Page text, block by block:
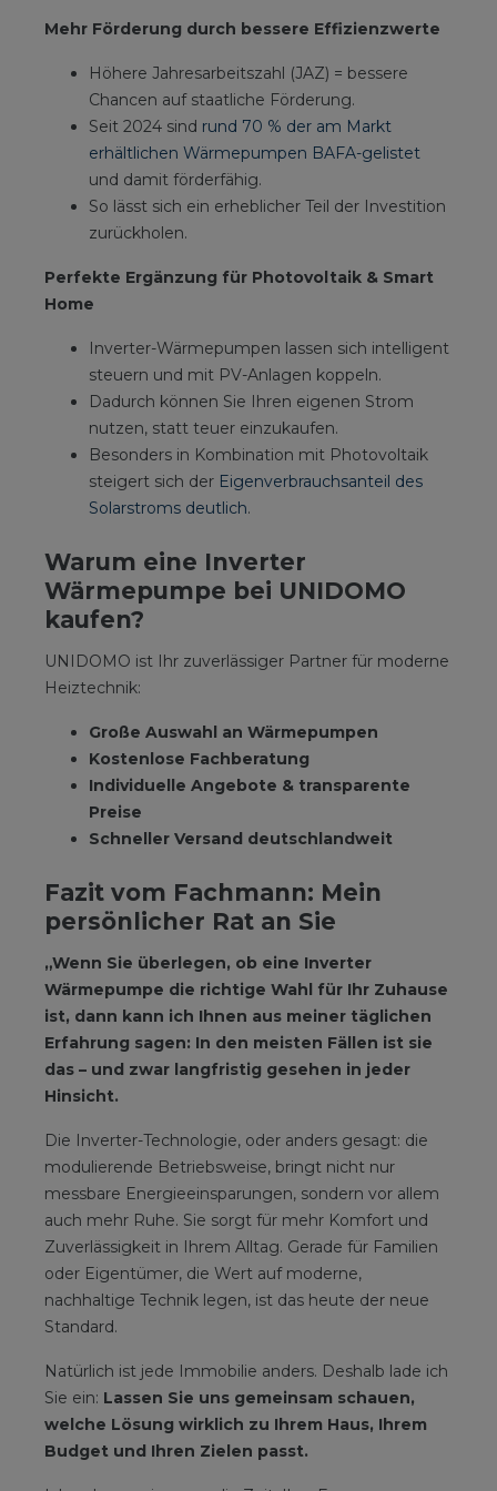
Mehr Förderung durch bessere Effizienzwerte
Höhere Jahresarbeitszahl (JAZ) = bessere
Chancen auf staatliche Förderung.
Seit 2024 sind rund 70 % der am Markt
erhältlichen Wärmepumpen BAFA-gelistet
und damit förderfähig.
So lässt sich ein erheblicher Teil der Investition
zurückholen.
Perfekte Ergänzung für Photovoltaik & Smart
Home
Inverter-Wärmepumpen lassen sich intelligent
steuern und mit PV-Anlagen koppeln.
Dadurch können Sie Ihren eigenen Strom
nutzen, statt teuer einzukaufen.
Besonders in Kombination mit Photovoltaik
steigert sich der Eigenverbrauchsanteil des
Solarstroms deutlich.
Warum eine Inverter
Wärmepumpe bei UNIDOMO
kaufen?
UNIDOMO ist Ihr zuverlässiger Partner für moderne
Heiztechnik:
Große Auswahl an Wärmepumpen
Kostenlose Fachberatung
Individuelle Angebote & transparente
Preise
Schneller Versand deutschlandweit
Fazit vom Fachmann: Mein
persönlicher Rat an Sie
„Wenn Sie überlegen, ob eine Inverter
Wärmepumpe die richtige Wahl für Ihr Zuhause
ist, dann kann ich Ihnen aus meiner täglichen
Erfahrung sagen: In den meisten Fällen ist sie
das – und zwar langfristig gesehen in jeder
Hinsicht.
Die Inverter-Technologie, oder anders gesagt: die
modulierende Betriebsweise, bringt nicht nur
messbare Energieeinsparungen, sondern vor allem
auch mehr Ruhe. Sie sorgt für mehr Komfort und
Zuverlässigkeit in Ihrem Alltag. Gerade für Familien
oder Eigentümer, die Wert auf moderne,
nachhaltige Technik legen, ist das heute der neue
Standard.
Natürlich ist jede Immobilie anders. Deshalb lade ich
Sie ein: Lassen Sie uns gemeinsam schauen,
welche Lösung wirklich zu Ihrem Haus, Ihrem
Budget und Ihren Zielen passt.